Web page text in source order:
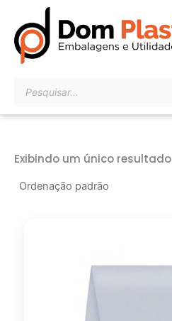
para
conteúdo
produtos
Exibindo um único resultado